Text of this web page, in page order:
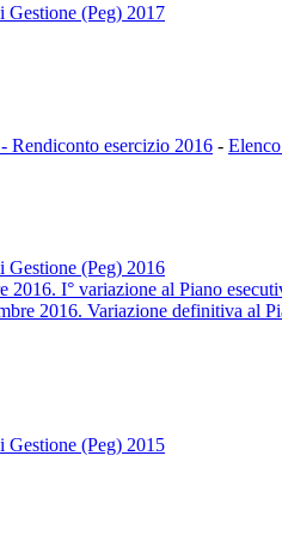
Gestione (Peg) 2017
Rendiconto esercizio 2016 -
Gestione (Peg) 2016
2016. I° variazione al Piano
2016. Variazione definitiva al
Gestione (Peg) 2015